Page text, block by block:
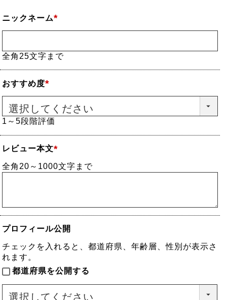
ニックネーム
(必
全角25文字まで
おすすめ度
(必
須)
1～5段階評価
レビュー本文
須)
全角20～1000文字まで
プロフィール公開
チェックを入れると、都道府県、年齢層、性別が表示さ
れます。
都道府県を公開する